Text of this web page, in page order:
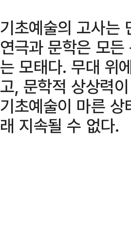
기초예술의 고사는
연극과 문학은 모
는 모태다. 무대 위
고, 문학적 상상력
기초예술이 마른
래 지속될 수 없다.